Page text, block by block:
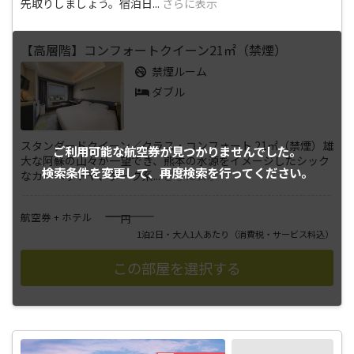
ご利用可能な航空券が見つかりませんでした。
検索条件を変更して、 再度検索を行ってください。
【高層階】コンフォートクイーン21㎡（禁煙）
禁煙ルーム
ダブル
スタンダードクイーン／クラス・コンフォート 21㎡（禁煙）雄
大な阿蘇の山々が一望でき、熊本の水源をイメージしたシック
なカーペットや、ダーク系...さらに表示
航空券 + ホテル ――――円
1泊2日・大人1人あたり （消費税・サービス料込）